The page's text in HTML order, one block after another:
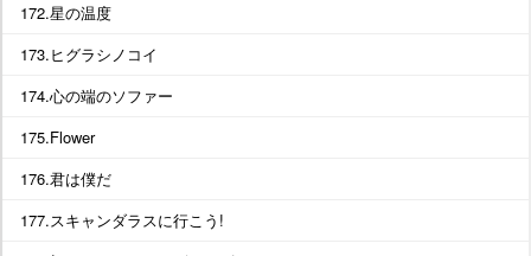
172.星の温度
173.ヒグラシノコイ
174.心の端のソファー
175.Flower
176.君は僕だ
177.スキャンダラスに行こう!